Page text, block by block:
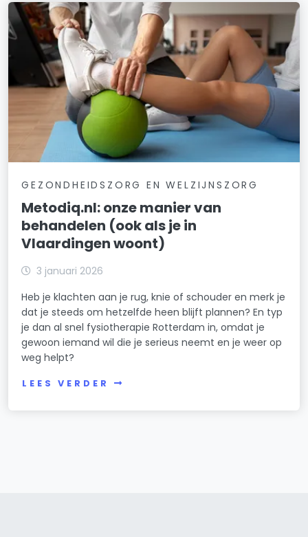
GEZONDHEIDSZORG EN WELZIJNSZORG
Metodiq.nl: onze manier van
behandelen (ook als je in
Vlaardingen woont)
3 januari 2026
Heb je klachten aan je rug, knie of schouder en merk je
dat je steeds om hetzelfde heen blijft plannen? En typ
je dan al snel fysiotherapie Rotterdam in, omdat je
gewoon iemand wil die je serieus neemt en je weer op
weg helpt?
LEES VERDER